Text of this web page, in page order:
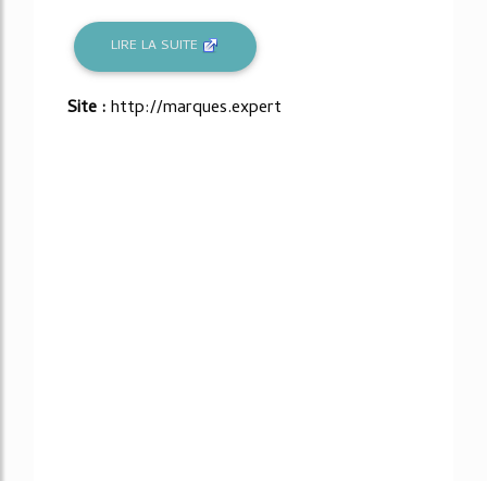
LIRE LA SUITE
Site :http://marques.expert